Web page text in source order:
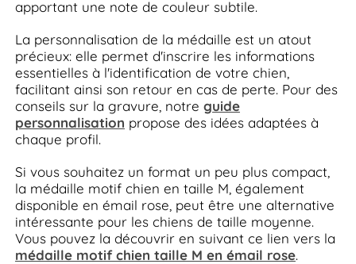
apportant une note de couleur subtile.
La personnalisation de la médaille est un atout
précieux: elle permet d'inscrire les informations
essentielles à l'identification de votre chien,
facilitant ainsi son retour en cas de perte. Pour des
conseils sur la gravure, notre guide
personnalisation propose des idées adaptées à
chaque profil.
Si vous souhaitez un format un peu plus compact,
la médaille motif chien en taille M, également
disponible en émail rose, peut être une alternative
intéressante pour les chiens de taille moyenne.
Vous pouvez la découvrir en suivant ce lien vers la
médaille motif chien taille M en émail rose.